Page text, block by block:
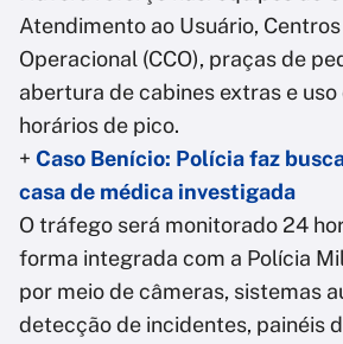
Atendimento ao Usuário,
Operacional (CCO), praças de
abertura de cabines extras e
horários de pico.
+ Caso Benício: Polícia faz
casa de médica investigada
O tráfego será monitorado 24
forma integrada com a Polícia
por meio de câmeras, sistemas
detecção de incidentes, painéis